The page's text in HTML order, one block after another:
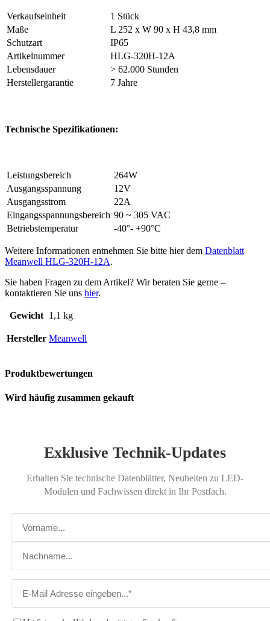
Verkaufseinheit
1 Stück
Maße
L 252 x W 90 x H 43,8 mm
Schutzart
IP65
Artikelnummer
HLG-320H-12A
Lebensdauer
> 62.000 Stunden
Herstellergarantie
7 Jahre
Technische Spezifikationen:
Leistungsbereich
264W
Ausgangsspannung
12V
Ausgangsstrom
22A
Eingangsspannungsbereich 90 ~ 305 VAC
Betriebstemperatur
-40°- +90°C
Weitere Informationen entnehmen Sie bitte hier dem Datenblatt
Meanwell HLG-320H-12A.
Sie haben Fragen zu dem Artikel? Wir beraten Sie gerne –
kontaktieren Sie uns hier.
Gewicht 1,1 kg
Hersteller Meanwell
Produktbewertungen
Wird häufig zusammen gekauft
Exklusive Technik-Updates
Erhalten Sie technische Datenblätter, Neuheiten zu LED-
Modulen und Fachwissen direkt in Ihr Postfach.